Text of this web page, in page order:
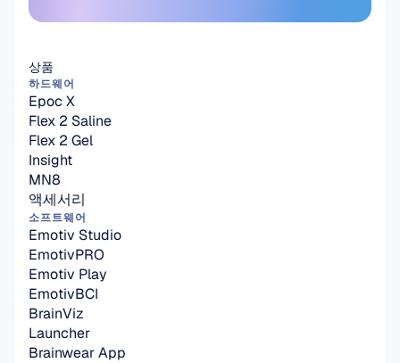
상품
하드웨어
Epoc X
Flex 2 Saline
Flex 2 Gel
Insight
MN8
액세서리
소프트웨어
Emotiv Studio
EmotivPRO
Emotiv Play
EmotivBCI
BrainViz
Launcher
Brainwear App